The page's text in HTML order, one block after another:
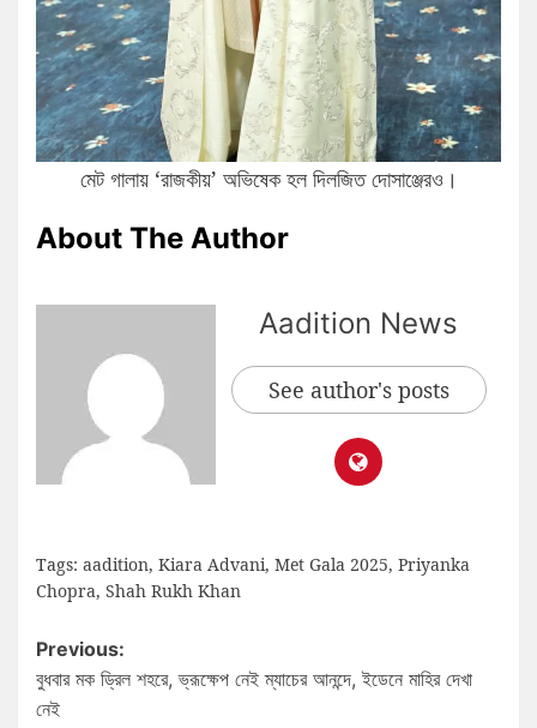
মেট গালায় ‘রাজকীয়’ অভিষেক হল দিলজিত দোসাঞ্জেরও।
About The Author
Aadition News
See author's posts
Tags: aadition, Kiara Advani, Met Gala 2025, Priyanka
Chopra, Shah Rukh Khan
Previous:
বুধবার মক ড্রিল শহরে, ভ্রূক্ষেপ নেই ম্যাচের আনন্দে, ইডেনে মাহির দেখা
নেই